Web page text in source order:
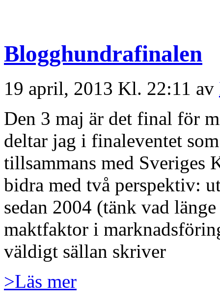
Blogghundrafinalen
19 april, 2013 Kl. 22:11 av
Den 3 maj är det final för
deltar jag i finaleventet
tillsammans med Sveriges
bidra med två perspektiv:
sedan 2004 (tänk vad
maktfaktor i
väldigt sällan skriver
>Läs mer